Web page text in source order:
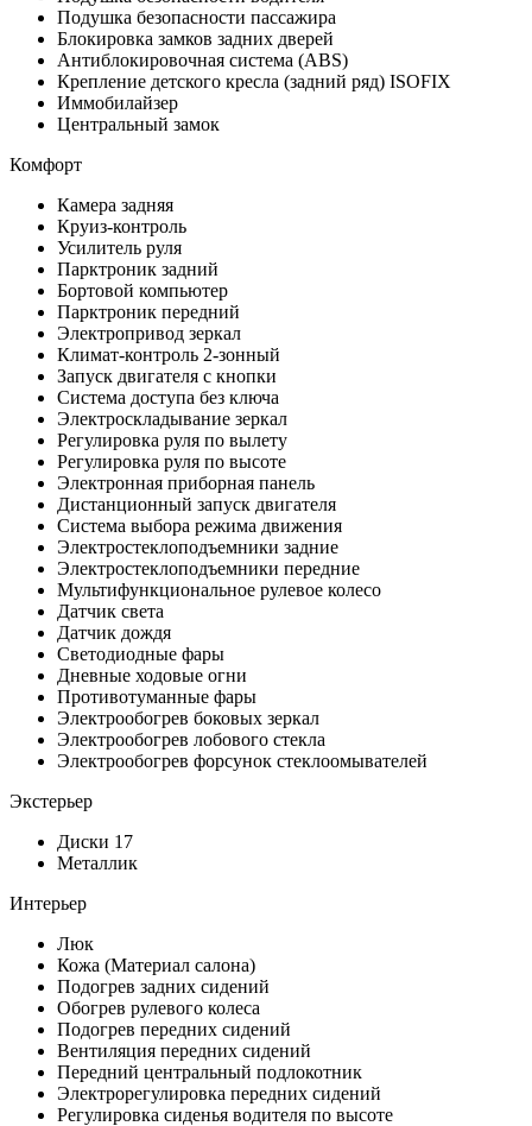
Подушка безопасности пассажира
Блокировка замков задних дверей
Антиблокировочная система (ABS)
Крепление детского кресла (задний ряд) ISOFIX
Иммобилайзер
Центральный замок
Комфорт
Камера задняя
Круиз-контроль
Усилитель руля
Парктроник задний
Бортовой компьютер
Парктроник передний
Электропривод зеркал
Климат-контроль 2-зонный
Запуск двигателя с кнопки
Система доступа без ключа
Электроскладывание зеркал
Регулировка руля по вылету
Регулировка руля по высоте
Электронная приборная панель
Дистанционный запуск двигателя
Система выбора режима движения
Электростеклоподъемники задние
Электростеклоподъемники передние
Мультифункциональное рулевое колесо
Датчик света
Датчик дождя
Светодиодные фары
Дневные ходовые огни
Противотуманные фары
Электрообогрев боковых зеркал
Электрообогрев лобового стекла
Электрообогрев форсунок стеклоомывателей
Экстерьер
Диски 17
Металлик
Интерьер
Люк
Кожа (Материал салона)
Подогрев задних сидений
Обогрев рулевого колеса
Подогрев передних сидений
Вентиляция передних сидений
Передний центральный подлокотник
Электрорегулировка передних сидений
Регулировка сиденья водителя по высоте